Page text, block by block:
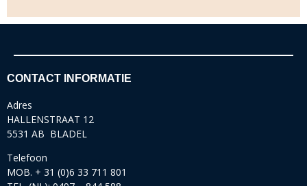
CONTACT INFORMATIE
Adres
HALLENSTRAAT 12
5531 AB BLADEL
Telefoon
MOB. + 31 (0)6 33 711 801